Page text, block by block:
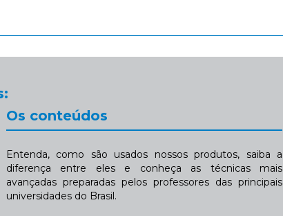
Os conteúdos
Entenda, como são usados nossos produtos, saiba a
diferença entre eles e conheça as técnicas mais
avançadas preparadas pelos professores das principais
universidades do Brasil.